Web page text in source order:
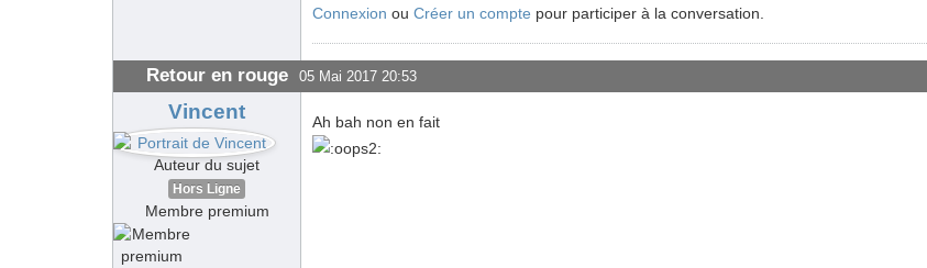
Connexion ou Créer un compte pour participer à la conversation.
Retour en rouge 05 Mai 2017 20:53
Vincent
Auteur du sujet
Hors Ligne
Membre premium
Ah bah non en fait